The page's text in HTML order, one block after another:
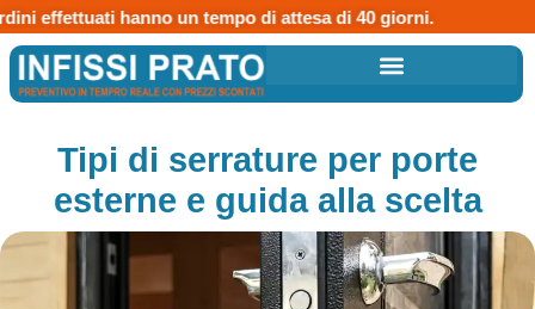
hanno un tempo di attesa di 40 giorni.
Tipi di serrature per porte
esterne e guida alla scelta